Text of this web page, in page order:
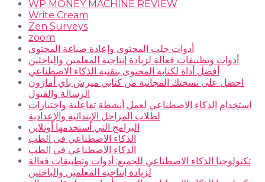
WP MONEY MACHINE REVIEW
Write Cream
Zen Surveys
zoom
أدوات جلب المحتوى وإعادة صياغة المحتوى
أدوات وتطبيقات فعالة لزيادة إنتاجية المعلمين والباحثين
أفضل أداة لكتابة المحتوى بتقنية الذكاء الاصطناعي
احصل على نسختك المجانية من كتابي ميرش باي أمازون
الرسالة والقبول
استخدام الذكاء الاصطناعي لعمل أنشطة تفاعلية واختبارات
لطلاب المراحل الإبتدائية والإعدادية
البرامج التي أستخدمها أونلاين
الذكاء الاصطناعي في الطب
الذكاء الاصطناعي في الطب
تكنولوجيا الذكاء الاصطناعي للجميع: أدوات وتطبيقات فعالة
لزيادة إنتاجية المعلمين والباحثين